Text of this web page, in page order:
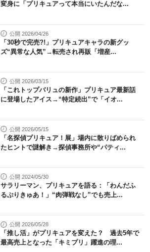
変身に「プリキュアって本当にいたんだな...
公開 2026/04/26
「30秒で完売?!」プリキュアキャラの新グッ
ズ“異常な人気”→転売され再販「増産...
公開 2026/03/15
「これトップバリュの新作」プリキュア最新話
に登場したアイス→“特定続出”で「イオ...
公開 2026/05/15
「名探偵プリキュア！展」場内に散りばめられ
たヒントで謎解き→探偵事務所や“パティ...
公開 2024/05/30
サラリーマン、プリキュアを語る：「わんだふ
るぷりきゅあ！」“肉弾戦なし”でも売上...
公開 2026/05/28
「推し活」がプリキュアを変えた？ 過去5年で
最高売上となった「キミプリ」躍進の理...